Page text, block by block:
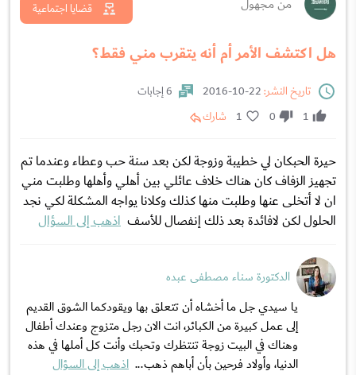
هل اكتشف الأمر أم أنه يتقرب مني فقط؟
قضايا اجتماعية
تاريخ النشر:
6 إجابات
1
0
1 شارك
حيرة الحبكان لي خطيبة وزوجة لكن بعد سنة حب وعطاء وعندما تم
تجهيز الزفاف كان هناك خلاف عائلي بين أهلي وأهلها وطلبت مني
ان لا أتخلى عنها وطلبت منها كذلك وكلانا يواجه المشكلة لكي نجد
الحلول لكن لافائدة بعد ذلك إنفصال للأسف اذهب إلى السؤال
الدكتورة سناء مصطفى عبده
يا سيدي جل ما أخشاه أن تتعلق بها ويقودكما الشوق القديم
إلى عمل كبيرة من الكبائر، انت الان رجل متزوج وعندك أطفال
وهناك في البيت زوجة تنتظرك وتحبك وأنت كل أملها في هذه
الدنيا، وأولاد فرحين بأن أباهم ذهب... اذهب إلى السؤال